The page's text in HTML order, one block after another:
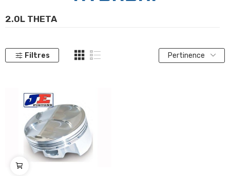
2.0L THETA
Filtres Pertinence